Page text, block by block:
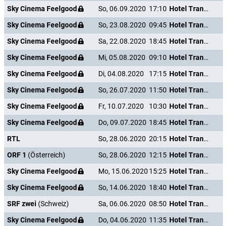
Sky Cinema Feelgood
So, 06.09.2020 17:10
Hotel Transsilvanien 2
Sky Cinema Feelgood
So, 23.08.2020 09:45
Hotel Transsilvanien 2
Sky Cinema Feelgood
Sa, 22.08.2020 18:45
Hotel Transsilvanien 2
Sky Cinema Feelgood
Mi, 05.08.2020 09:10
Hotel Transsilvanien 2
Sky Cinema Feelgood
Di, 04.08.2020 17:15
Hotel Transsilvanien 2
Sky Cinema Feelgood
So, 26.07.2020 11:50
Hotel Transsilvanien 2
Sky Cinema Feelgood
Fr, 10.07.2020 10:30
Hotel Transsilvanien 2
Sky Cinema Feelgood
Do, 09.07.2020 18:45
Hotel Transsilvanien 2
RTL
So, 28.06.2020 20:15
Hotel Transsilvanien 2
ORF 1 (Österreich) So, 28.06.2020 12:15
Hotel Transsilvanien 2
Sky Cinema Feelgood
Mo, 15.06.2020 15:25
Hotel Transsilvanien 2
Sky Cinema Feelgood
So, 14.06.2020 18:40
Hotel Transsilvanien 2
SRF zwei (Schweiz) Sa, 06.06.2020 08:50
Hotel Transsilvanien 2
Sky Cinema Feelgood
Do, 04.06.2020 11:35
Hotel Transsilvanien 2